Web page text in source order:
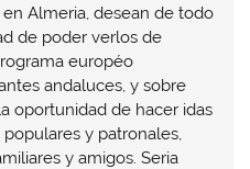
Almeria, desean de todo
de poder verlos de
européo
andaluces, y sobre
oportunidad de hacer idas
y patronales,
y amigos. Seria